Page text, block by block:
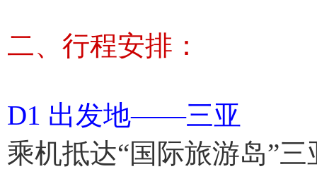
二、行程安排：
D1 出发地——三亚
乘机抵达“国际旅游岛”